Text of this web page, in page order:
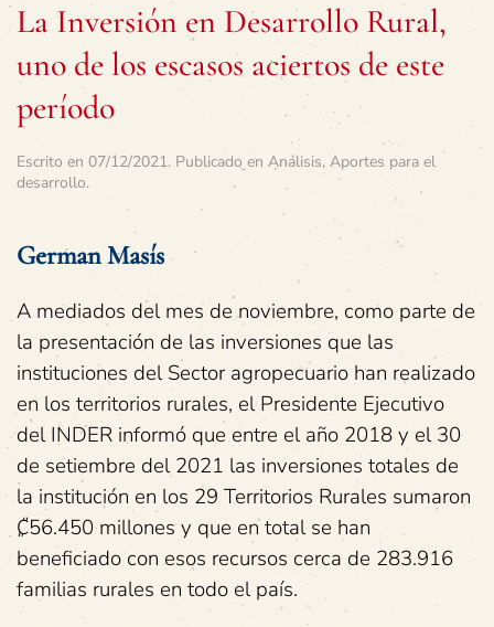
La Inversión en Desarrollo Rural,
uno de los escasos aciertos de este
período
Escrito en 07/12/2021. Publicado en Análisis, Aportes para el
desarrollo.
German Masís
A mediados del mes de noviembre, como parte de
la presentación de las inversiones que las
instituciones del Sector agropecuario han realizado
en los territorios rurales, el Presidente Ejecutivo
del INDER informó que entre el año 2018 y el 30
de setiembre del 2021 las inversiones totales de
la institución en los 29 Territorios Rurales sumaron
₡56.450 millones y que en total se han
beneficiado con esos recursos cerca de 283.916
familias rurales en todo el país.